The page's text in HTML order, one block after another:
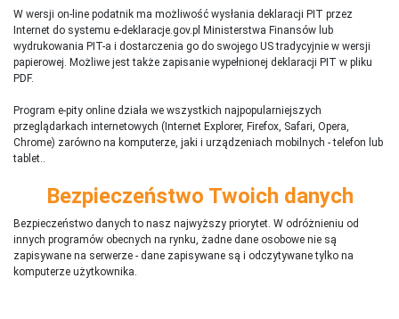
W wersji on-line podatnik ma możliwość wysłania deklaracji PIT przez
Internet do systemu e-deklaracje.gov.pl Ministerstwa Finansów lub
wydrukowania PIT-a i dostarczenia go do swojego US tradycyjnie w wersji
papierowej. Możliwe jest także zapisanie wypełnionej deklaracji PIT w pliku
PDF.
Program e-pity online działa we wszystkich najpopularniejszych
przeglądarkach internetowych (Internet Explorer, Firefox, Safari, Opera,
Chrome) zarówno na komputerze, jaki i urządzeniach mobilnych - telefon lub
tablet..
Bezpieczeństwo Twoich danych
Bezpieczeństwo danych to nasz najwyższy priorytet. W odróżnieniu od
innych programów obecnych na rynku, żadne dane osobowe nie są
zapisywane na serwerze - dane zapisywane są i odczytywane tylko na
komputerze użytkownika.